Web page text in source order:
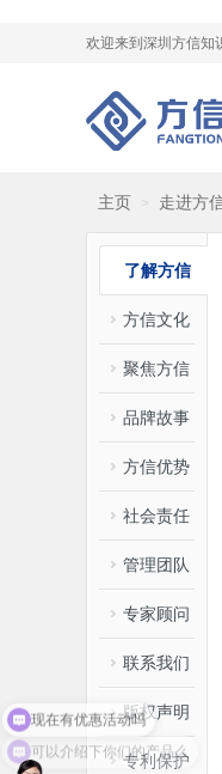
欢迎来到深圳方信知
主页 > 走进方
了解方信
方信文化
聚焦方信
品牌故事
方信优势
社会责任
管理团队
专家顾问
联系我们
版权声明
专利保护
可以介绍下你们的产品么